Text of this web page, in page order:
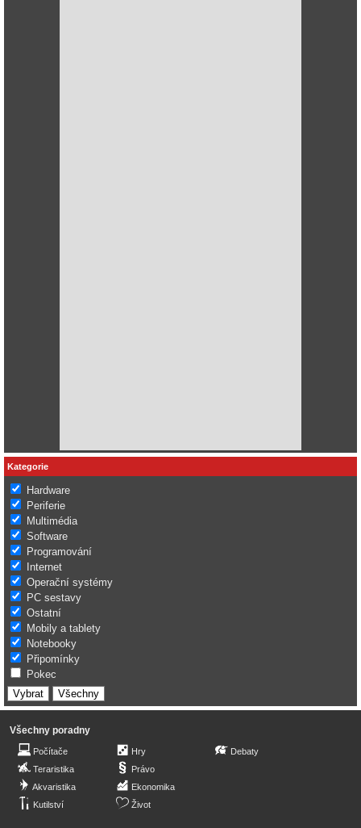
Kategorie
Hardware
Periferie
Multimédia
Software
Programování
Internet
Operační systémy
PC sestavy
Ostatní
Mobily a tablety
Notebooky
Připomínky
Pokec
Všechny poradny
Počítače
Teraristika
Akvaristika
Kutilství
Hry
Právo
Ekonomika
Život
Debaty